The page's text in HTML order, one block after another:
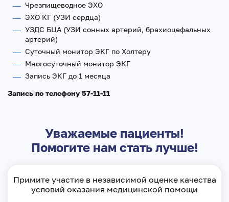
Чрезпищеводное ЭХО
ЭХО КГ (УЗИ сердца)
УЗДС БЦА (УЗИ сонных артерий, брахиоцефальных
артерий)
Суточный монитор ЭКГ по Холтеру
Многосуточный монитор ЭКГ
Запись ЭКГ до 1 месяца
Запись по телефону 57-11-11
Уважаемые пациенты!
Помогите нам стать лучше!
Примите участие в независимой оценке качества
условий оказания медицинской помощи